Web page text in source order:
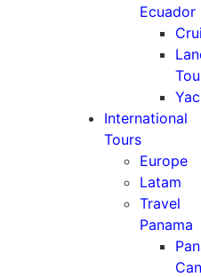
Ecuador
International
Tours
Europe
Latam
Travel
Panama